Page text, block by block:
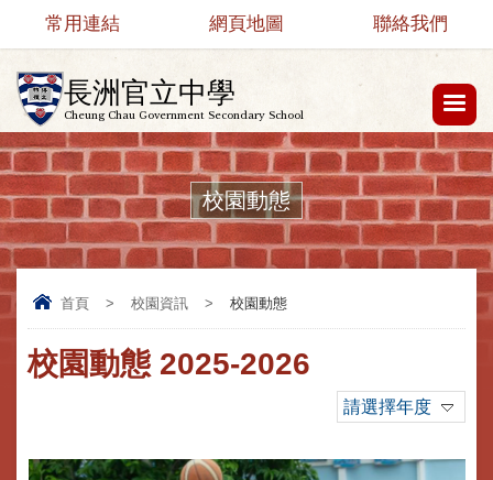
長洲官立中學
Cheung Chau Government Secondary School
常用連結 網頁地圖 聯絡我們
校園動態
首頁 > 校園資訊 > 校園動態
校園動態 2025-2026
請選擇年度